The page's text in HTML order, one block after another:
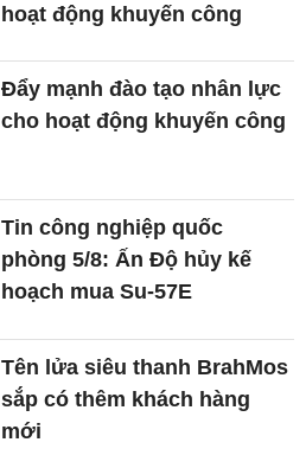
hoạt động khuyến công
Đẩy mạnh đào tạo nhân lực
cho hoạt động khuyến công
Tin công nghiệp quốc
phòng 5/8: Ấn Độ hủy kế
hoạch mua Su-57E
Tên lửa siêu thanh BrahMos
sắp có thêm khách hàng
mới